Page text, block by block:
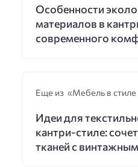
Особенности
материалов в
современного
Еще из «Мебель в стиле
Идеи для
кантри-стиле:
тканей с